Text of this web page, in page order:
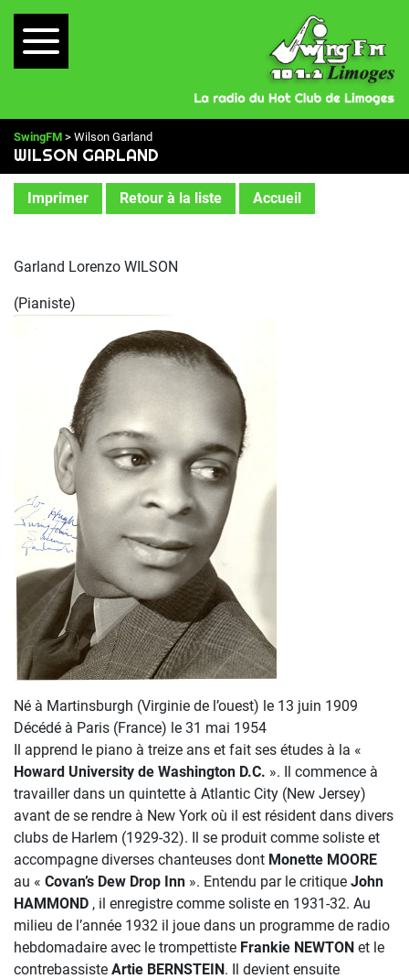
SwingFM > Wilson Garland
WILSON GARLAND
Imprimer Retour à la liste Accueil
Garland Lorenzo WILSON
(Pianiste)
Né à Martinsburgh (Virginie de l’ouest) le 13 juin 1909
Décédé à Paris (France) le 31 mai 1954
Il apprend le piano à treize ans et fait ses études à la «
Howard University de Washington D.C. ». Il commence à
travailler dans un quintette à Atlantic City (New Jersey)
avant de se rendre à New York où il est résident dans divers
clubs de Harlem (1929-32). Il se produit comme soliste et
accompagne diverses chanteuses dont Monette MOORE
au « Covan’s Dew Drop Inn ». Entendu par le critique John
HAMMOND , il enregistre comme soliste en 1931-32. Au
milieu de l’année 1932 il joue dans un programme de radio
hebdomadaire avec le trompettiste Frankie NEWTON et le
contrebassiste Artie BERNSTEIN. Il devient ensuite